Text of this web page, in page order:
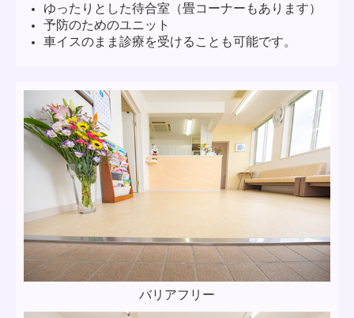
ゆったりとした待合室（畳コーナーもあります）
予防のためのユニット
車イスのまま診療を受けることも可能です。
バリアフリー